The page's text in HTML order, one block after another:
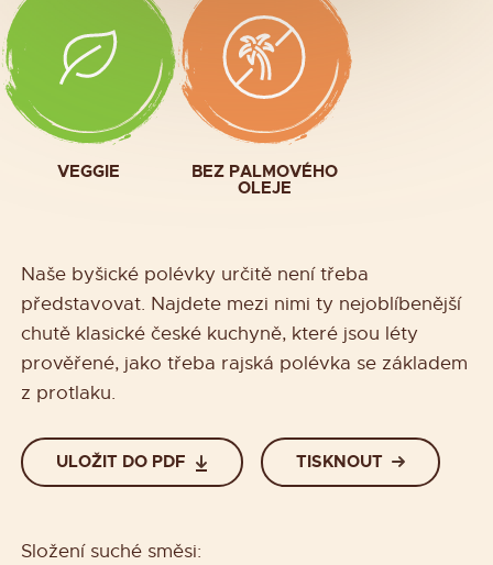
VEGGIE BEZ PALMOVÉHO
OLEJE
Naše byšické polévky určitě není třeba
představovat. Najdete mezi nimi ty nejoblíbenější
chutě klasické české kuchyně, které jsou léty
prověřené, jako třeba rajská polévka se základem
z protlaku.
ULOŽIT DO PDF TISKNOUT
Složení suché směsi: